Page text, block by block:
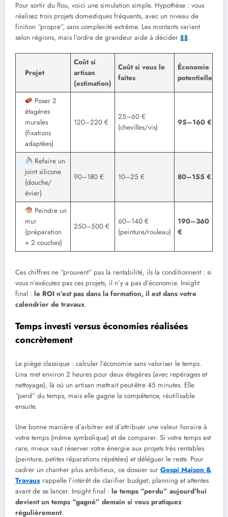
Pour sortir du flou, voici une simulation simple. Hypothèse : vous
réalisez trois projets domestiques fréquents, avec un niveau de
finition “propre”, sans complexité extrême. Les montants varient
selon régions, mais l’ordre de grandeur aide à décider
.
Projet
Coût si
artisan
(estimation)
Coût si vous le
faites
Économie
potentielle
Poser 2
étagères
murales
(fixations
adaptées)
120–220 €
25–60 €
(chevilles/vis)
95–160 €
Refaire un
joint silicone
(douche/
évier)
90–180 € 10–25 € 80–155 €
Peindre un
mur
(préparation
+ 2 couches)
250–500 €
60–140 €
(peinture/rouleau)
190–360
€
Ces chiffres ne “prouvent” pas la rentabilité, ils la conditionnent : si
vous n’exécutez pas ces projets, il n’y a pas d’économie. Insight
final : le ROI n’est pas dans la formation, il est dans votre
calendrier de travaux.
Temps investi versus économies réalisées
concrètement
Le piège classique : calculer l’économie sans valoriser le temps.
Lina met environ 2 heures pour deux étagères (avec repérages et
nettoyage), là où un artisan mettrait peut-être 45 minutes. Elle
“perd” du temps, mais elle gagne la compétence, réutilisable
ensuite.
Une bonne manière d’arbitrer est d’attribuer une valeur horaire à
votre temps (même symbolique) et de comparer. Si votre temps est
rare, mieux vaut réserver votre énergie aux projets très rentables
(peinture, petites réparations répétées) et déléguer le reste. Pour
cadrer un chantier plus ambitieux, ce dossier sur Gospi Maison &
Travaux rappelle l’intérêt de clarifier budget, planning et attentes
avant de se lancer. Insight final : le temps “perdu” aujourd’hui
devient un temps “gagné” demain si vous pratiquez
régulièrement.